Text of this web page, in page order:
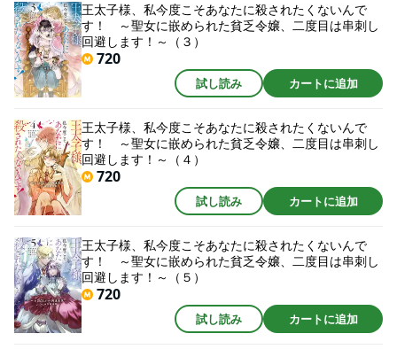
王太子様、私今度こそあなたに殺されたくないんで
す！ ～聖女に嵌められた貧乏令嬢、二度目は串刺し
回避します！～（３）
720
試し読み カートに追加
王太子様、私今度こそあなたに殺されたくないんで
す！ ～聖女に嵌められた貧乏令嬢、二度目は串刺し
回避します！～（４）
720
試し読み カートに追加
王太子様、私今度こそあなたに殺されたくないんで
す！ ～聖女に嵌められた貧乏令嬢、二度目は串刺し
回避します！～（５）
720
試し読み カートに追加